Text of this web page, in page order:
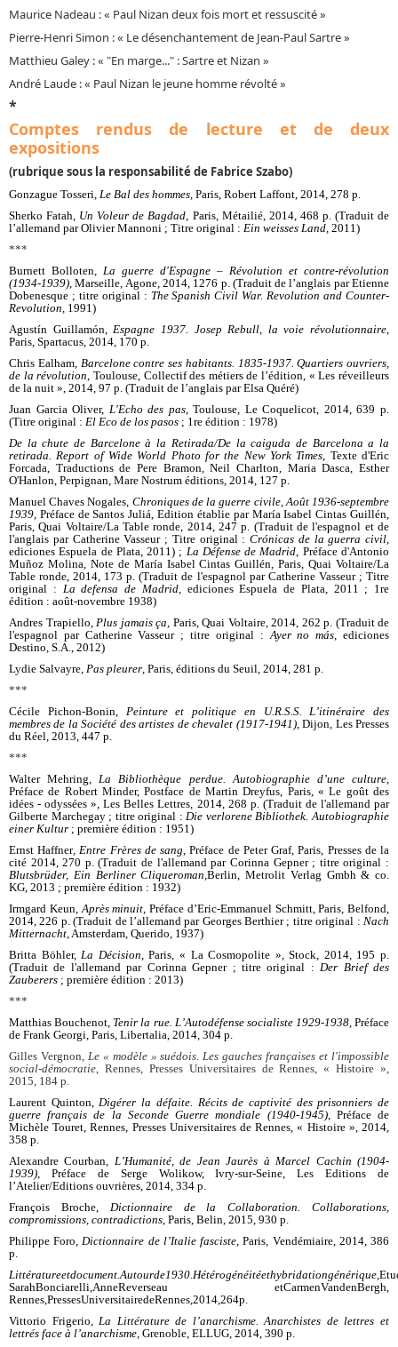
Maurice Nadeau : « Paul Nizan deux fois mort et ressuscité »
Pierre-Henri Simon : « Le désenchantement de Jean-Paul Sartre»
Matthieu Galey : « "En marge..." : Sartre et Nizan »
André Laude : « Paul Nizan le jeune homme révolté »
*
Comptes rendus de lecture et de deux
expositions
(rubrique sous la responsabilité de Fabrice Szabo)
Gonzague Tosseri, Le Bal des hommes, Paris, Robert Laffont, 2014, 278 p.
Sherko Fatah, Un Voleur de Bagdad, Paris, Métailié, 2014, 468 p. (Traduit de
l’allemand par Olivier Mannoni ; Titre original : Ein weisses Land, 2011)
***
Burnett Bolloten, La guerre d'Espagne – Révolution et contre-révolution
(1934-1939), Marseille, Agone, 2014, 1276 p. (Traduit de l’anglais par Etienne
Dobenesque ; titre original : The Spanish Civil War. Revolution and Counter-
Revolution, 1991)
Agustín Guillamón,Espagne 1937. Josep Rebull, la voie révolutionnaire,
Paris, Spartacus, 2014, 170 p.
Chris Ealham, Barcelone contre ses habitants. 1835-1937. Quartiers ouvriers,
de la révolution, Toulouse, Collectif des métiers de l’édition, « Les réveilleurs
de la nuit », 2014, 97 p. (Traduit de l’anglais par Elsa Quéré)
Juan Garcia Oliver, L'Echo des pas, Toulouse, Le Coquelicot, 2014, 639 p.
(Titre original : El Eco de los pasos ; 1re édition : 1978)
De la chute de Barcelone à la Retirada/De la caiguda de Barcelona a la
retirada. Report of Wide World Photo for the New York Times, Texte d'Eric
Forcada, Traductions de Pere Bramon, Neil Charlton, Maria Dasca, Esther
O'Hanlon, Perpignan, Mare Nostrum éditions, 2014, 127 p.
Manuel Chaves Nogales, Chroniques de la guerre civile,Août 1936-septembre
1939, Préface de Santos Juliá, Edition établie par María Isabel Cintas Guillén,
Paris, Quai Voltaire/La Table ronde, 2014, 247 p. (Traduit de l'espagnol et de
l'anglais par Catherine Vasseur ; Titre original : Crónicas de la guerra civil,
ediciones Espuela de Plata, 2011) ; La Défense de Madrid, Préface d'Antonio
Muñoz Molina, Note de María Isabel Cintas Guillén, Paris, Quai Voltaire/La
Table ronde, 2014, 173 p. (Traduit de l'espagnol par Catherine Vasseur ; Titre
original : La defensa de Madrid, ediciones Espuela de Plata, 2011 ; 1re
édition : août-novembre 1938)
Andres Trapiello, Plus jamais ça, Paris, Quai Voltaire, 2014, 262 p. (Traduit de
l'espagnol par Catherine Vasseur ; titre original :Ayer no más, ediciones
Destino, S.A., 2012)
Lydie Salvayre, Pas pleurer, Paris, éditions du Seuil, 2014, 281 p.
***
Cécile Pichon-Bonin, Peinture et politique en U.R.S.S. L’itinéraire des
membres de la Société des artistes de chevalet (1917-1941), Dijon, Les Presses
du Réel, 2013, 447 p.
***
Walter Mehring, La Bibliothèque perdue. Autobiographie d’une culture,
Préface de Robert Minder, Postface de Martin Dreyfus, Paris, « Le goût des
idées - odyssées », Les Belles Lettres, 2014, 268 p. (Traduit de l'allemand par
Gilberte Marchegay ; titre original :Die verlorene Bibliothek. Autobiographie
einer Kultur ; première édition : 1951)
Ernst Haffner, Entre Frères de sang, Préface de Peter Graf, Paris, Presses de la
cité 2014, 270 p. (Traduit de l'allemand par Corinna Gepner ; titre original :
Blutsbrüder, Ein Berliner Cliqueroman,Berlin, Metrolit Verlag Gmbh & co.
KG, 2013 ; première édition : 1932)
Irmgard Keun,Après minuit, Préface d’Eric-Emmanuel Schmitt, Paris, Belfond,
2014, 226 p. (Traduit de l’allemand par Georges Berthier ; titre original : Nach
Mitternacht, Amsterdam, Querido, 1937)
Britta Böhler,La Décision, Paris, « La Cosmopolite », Stock, 2014, 195 p.
(Traduit de l'allemand par Corinna Gepner ; titre original :Der Brief des
Zauberers ; première édition : 2013)
***
Matthias Bouchenot, Tenir la rue. L’Autodéfense socialiste 1929-1938,Préface
de Frank Georgi, Paris, Libertalia, 2014, 304 p.
Gilles Vergnon, Le « modèle » suédois. Les gauches françaises et l'impossible
social-démocratie, Rennes, Presses Universitaires de Rennes, « Histoire »,
2015, 184 p.
Laurent Quinton,Digérer la défaite. Récits de captivité des prisonniers de
guerre français de la Seconde Guerre mondiale (1940-1945), Préface de
Michèle Touret, Rennes, Presses Universitaires de Rennes, « Histoire », 2014,
358 p.
Alexandre Courban, L’Humanité,de Jean Jaurès à Marcel Cachin (1904-
1939), Préface de Serge Wolikow, Ivry-sur-Seine, Les Editions de
l’Atelier/Editions ouvrières, 2014, 334 p.
François Broche, Dictionnaire de la Collaboration. Collaborations,
compromissions, contradictions, Paris, Belin, 2015, 930 p.
Philippe Foro,Dictionnaire de l’Italie fasciste, Paris, Vendémiaire, 2014, 386
p.
Littératureetdocument.Autourde1930.Hétérogénéitéethybridationgénérique,E
SarahBonciarelli,AnneReverseau etCarmenVandenBergh,
Rennes,PressesUniversitairedeRennes,2014,264p.
Vittorio Frigerio,La Littérature de l’anarchisme. Anarchistes de lettres et
lettrés face à l’anarchisme, Grenoble, ELLUG, 2014, 390 p.